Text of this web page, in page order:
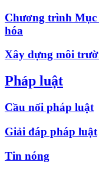
Chương trình Mục
hóa
Xây dựng môi
Pháp luật
Cầu nối pháp luật
Giải đáp pháp luật
Tin nóng